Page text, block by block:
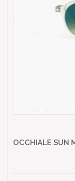
OCCHIALE SUN